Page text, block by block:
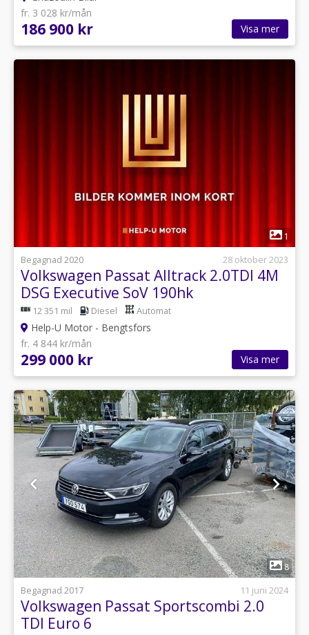
fr. 3 028 kr/mån
186 900 kr Visa mer
1
Begagnad 2020
28 oktober 2023
Volkswagen Passat Alltrack 2.0TDI 4M
DSG Executive SoV 190hk
12 351 mil Diesel Automat
Help-U Motor - Bengtsfors
fr. 4 844 kr/mån
299 000 kr Visa mer
1
8
Begagnad 2017
11 juni 2024
Volkswagen Passat Sportscombi 2.0
TDI Euro 6